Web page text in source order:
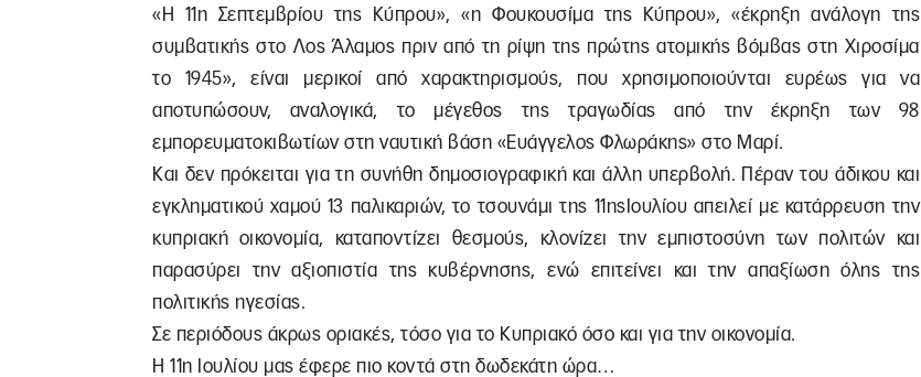
«Η 11η Σεπτεμβρίου της Κύπρου», «η Φουκουσίμα της Κύπρου», «έκρηξη ανάλογη της
συμβατικής στο Λος Άλαμος πριν από τη ρίψη της πρώτης ατομικής βόμβας στη Χιροσίμα
το 1945», είναι μερικοί από χαρακτηρισμούς, που χρησιμοποιούνται ευρέως για να
αποτυπώσουν, αναλογικά, το μέγεθος της τραγωδίας από την έκρηξη των 98
εμπορευματοκιβωτίων στη ναυτική βάση «Ευάγγελος Φλωράκης» στο Μαρί.
Και δεν πρόκειται για τη συνήθη δημοσιογραφική και άλλη υπερβολή. Πέραν του άδικου και
εγκληματικού χαμού 13 παλικαριών, το τσουνάμι της 11ηςΙουλίου απειλεί με κατάρρευση την
κυπριακή οικονομία, καταποντίζει θεσμούς, κλονίζει την εμπιστοσύνη των πολιτών και
παρασύρει την αξιοπιστία της κυβέρνησης, ενώ επιτείνει και την απαξίωση όλης της
πολιτικής ηγεσίας.
Σε περιόδους άκρως οριακές, τόσο για το Κυπριακό όσο και για την οικονομία.
Η 11η Ιουλίου μας έφερε πιο κοντά στη δωδεκάτη ώρα…